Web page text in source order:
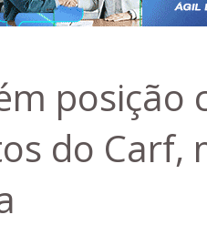
posição
do Carf,